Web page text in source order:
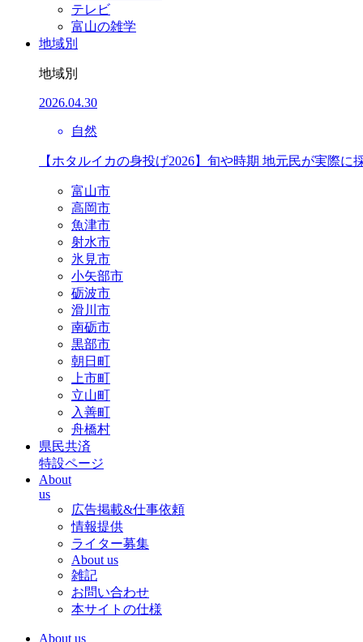
テレビ
富山の雑学
地域別
地域別
2026.04.30
自然
【ホタルイカの身投げ2026】旬や時期 地元民が実際に
富山市
高岡市
魚津市
射水市
氷見市
小矢部市
砺波市
滑川市
南砺市
黒部市
朝日町
上市町
立山町
入善町
舟橋村
県民共済
特設ページ
About
us
広告掲載&仕事依頼
情報提供
ライター募集
About us
雑記
お問い合わせ
本サイトの仕様
About us